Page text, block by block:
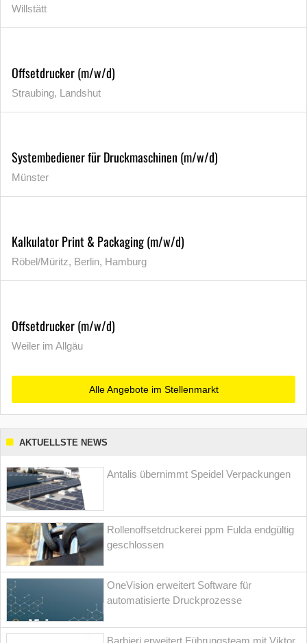
Willstätt
Offsetdrucker (m/w/d)
Straubing, Landshut
Systembediener für Druckmaschinen (m/w/d)
Münster
Kalkulator Print & Packaging (m/w/d)
Röbel/Müritz, Berlin, Hamburg
Offsetdrucker (m/w/d)
Weiler im Allgäu
Alle Angebote im Stellenmarkt
AKTUELLSTE NEWS
Antalis übernimmt Speidel Verpackungen
Rollenoffsetdruckerei ppm Fulda endgültig
geschlossen
OneVision erweitert Software für
automatisierte Druckprozesse
Barbieri erweitert Führungsteam mit Viktor